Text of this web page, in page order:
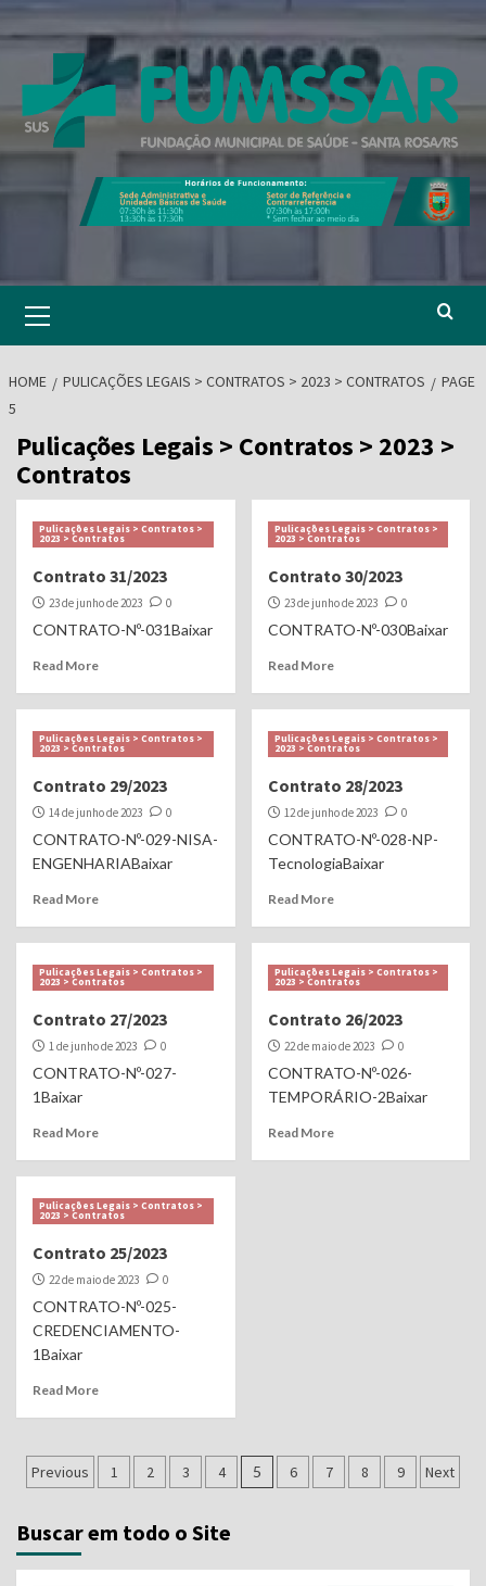
to
Menu
HOME PULICAÇÕES LEGAIS > CONTRATOS > 2023 > CONTRATOS
PAGE
5
Pulicações Legais > Contratos > 2023 >
Contratos
Pulicações Legais > Contratos >
2023 > Contratos
Contrato 31/2023
23 de junho de 2023 0
CONTRATO-Nº-031Baixar
Read More
Pulicações Legais > Contratos >
2023 > Contratos
Contrato 30/2023
23 de junho de 2023 0
CONTRATO-Nº-030Baixar
Read More
Pulicações Legais > Contratos >
2023 > Contratos
Contrato 29/2023
14 de junho de 2023 0
CONTRATO-Nº-029-NISA-
ENGENHARIABaixar
Read More
Pulicações Legais > Contratos >
2023 > Contratos
Contrato 28/2023
12 de junho de 2023 0
CONTRATO-Nº-028-NP-
TecnologiaBaixar
Read More
Pulicações Legais > Contratos >
2023 > Contratos
Contrato 27/2023
1 de junho de 2023 0
CONTRATO-Nº-027-
1Baixar
Read More
Pulicações Legais > Contratos >
2023 > Contratos
Contrato 26/2023
22 de maio de 2023 0
CONTRATO-Nº-026-
TEMPORÁRIO-2Baixar
Read More
Pulicações Legais > Contratos >
2023 > Contratos
Contrato 25/2023
22 de maio de 2023 0
CONTRATO-Nº-025-
CREDENCIAMENTO-
1Baixar
Read More
Navegação
posts
Previous 1 2 3 4 5 6 7 8 9 Next
Buscar em todo o Site